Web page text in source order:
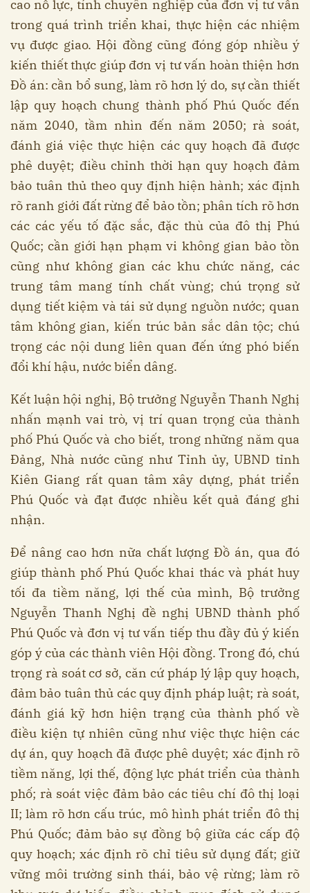
cao nỗ lực, tính chuyên nghiệp của đơn vị tư vấn
trong quá trình triển khai, thực hiện các nhiệm
vụ được giao. Hội đồng cũng đóng góp nhiều ý
kiến thiết thực giúp đơn vị tư vấn hoàn thiện hơn
Đồ án: cần bổ sung, làm rõ hơn lý do, sự cần thiết
lập quy hoạch chung thành phố Phú Quốc đến
năm 2040, tầm nhìn đến năm 2050; rà soát,
đánh giá việc thực hiện các quy hoạch đã được
phê duyệt; điều chỉnh thời hạn quy hoạch đảm
bảo tuân thủ theo quy định hiện hành; xác định
rõ ranh giới đất rừng để bảo tồn; phân tích rõ hơn
các các yếu tố đặc sắc, đặc thù của đô thị Phú
Quốc; cần giới hạn phạm vi không gian bảo tồn
cũng như không gian các khu chức năng, các
trung tâm mang tính chất vùng; chú trọng sử
dụng tiết kiệm và tái sử dụng nguồn nước; quan
tâm không gian, kiến trúc bản sắc dân tộc; chú
trọng các nội dung liên quan đến ứng phó biến
đổi khí hậu, nước biển dâng.
Kết luận hội nghị, Bộ trưởng Nguyễn Thanh Nghị
nhấn mạnh vai trò, vị trí quan trọng của thành
phố Phú Quốc và cho biết, trong những năm qua
Đảng, Nhà nước cũng như Tỉnh ủy, UBND tỉnh
Kiên Giang rất quan tâm xây dựng, phát triển
Phú Quốc và đạt được nhiều kết quả đáng ghi
nhận.
Để nâng cao hơn nữa chất lượng Đồ án, qua đó
giúp thành phố Phú Quốc khai thác và phát huy
tối đa tiềm năng, lợi thế của mình, Bộ trưởng
Nguyễn Thanh Nghị đề nghị UBND thành phố
Phú Quốc và đơn vị tư vấn tiếp thu đầy đủ ý kiến
góp ý của các thành viên Hội đồng. Trong đó, chú
trọng rà soát cơ sở, căn cứ pháp lý lập quy hoạch,
đảm bảo tuân thủ các quy định pháp luật; rà soát,
đánh giá kỹ hơn hiện trạng của thành phố về
điều kiện tự nhiên cũng như việc thực hiện các
dự án, quy hoạch đã được phê duyệt; xác định rõ
tiềm năng, lợi thế, động lực phát triển của thành
phố; rà soát việc đảm bảo các tiêu chí đô thị loại
II; làm rõ hơn cấu trúc, mô hình phát triển đô thị
Phú Quốc; đảm bảo sự đồng bộ giữa các cấp độ
quy hoạch; xác định rõ chỉ tiêu sử dụng đất; giữ
vững môi trường sinh thái, bảo vệ rừng; làm rõ